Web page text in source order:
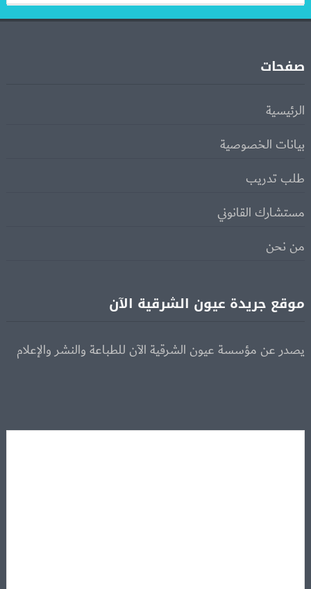
صفحات
الرئيسية
بيانات الخصوصية
طلب تدريب
مستشارك القانوني
من نحن
موقع جريدة عيون الشرقية الآن
يصدر عن مؤسسة عيون الشرقية الآن للطباعة والنشر والإعلام